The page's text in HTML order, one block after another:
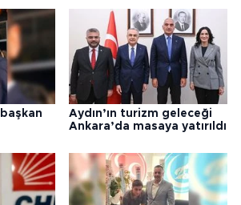
başkan
Aydın’ın turizm geleceği
Ankara’da masaya yatırıldı